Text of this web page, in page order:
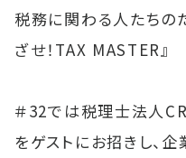
税務に関わる人たちの
ざせ！TAX MASTER』
＃32では税理士法人
をゲストにお招きし、